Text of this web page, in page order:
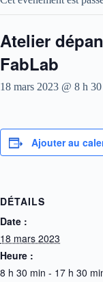
Atelier
FabLab
18 mars 2023 @ 8 h
Ajouter au
DÉTAILS
Date :
18 mars 2023
Heure :
8 h 30 min - 17 h 30